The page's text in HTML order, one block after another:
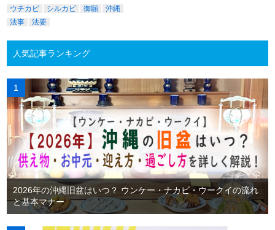
ウチカビ シルカビ 御願
沖縄
法事
法要
人気記事ランキング
2026年の沖縄旧盆はいつ？ ウンケー・ナカビ・ウークイの流れ
と基本マナー